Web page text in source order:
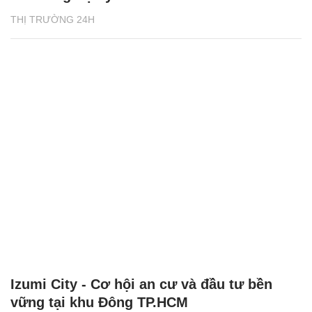
THỊ TRƯỜNG 24H
Izumi City - Cơ hội an cư và đầu tư bền
vững tại khu Đông TP.HCM